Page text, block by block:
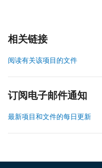
相关链接
阅读有关该项目的文件
订阅电子邮件通知
最新项目和文件的每日更新